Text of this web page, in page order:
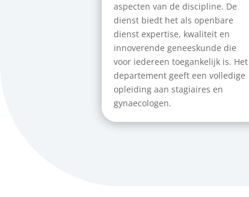
aspecten van de discipline. De
dienst biedt het als openbare
dienst expertise, kwaliteit en
innoverende geneeskunde die
voor iedereen toegankelijk is. Het
departement geeft een volledige
opleiding aan stagiaires en
gynaecologen.